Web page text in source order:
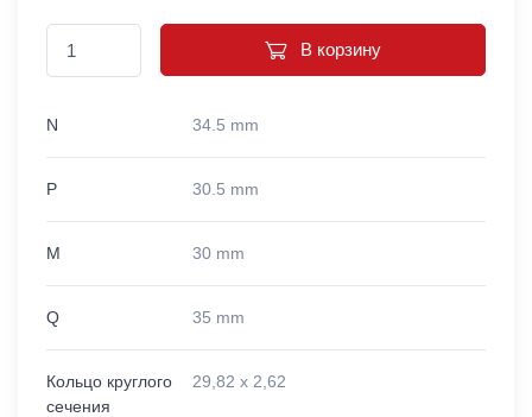
В корзину
N 34.5 mm
P 30.5 mm
M 30 mm
Q 35 mm
Кольцо круглого
сечения
29,82 x 2,62